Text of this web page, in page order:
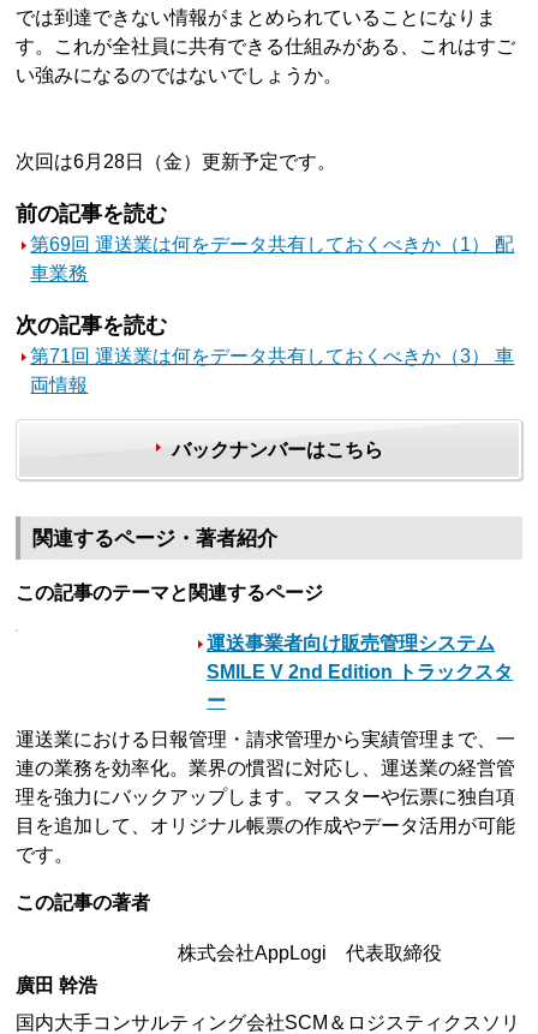
では到達できない情報がまとめられていることになりま
す。これが全社員に共有できる仕組みがある、これはすご
い強みになるのではないでしょうか。
次回は6月28日（金）更新予定です。
前の記事を読む
第69回 運送業は何をデータ共有しておくべきか（1） 配
車業務
次の記事を読む
第71回 運送業は何をデータ共有しておくべきか（3） 車
両情報
バックナンバーはこちら
関連するページ・著者紹介
この記事のテーマと関連するページ
運送事業者向け販売管理システム
SMILE V 2nd Edition トラックスタ
ー
運送業における日報管理・請求管理から実績管理まで、一
連の業務を効率化。業界の慣習に対応し、運送業の経営管
理を強力にバックアップします。マスターや伝票に独自項
目を追加して、オリジナル帳票の作成やデータ活用が可能
です。
この記事の著者
株式会社AppLogi 代表取締役
廣田 幹浩
国内大手コンサルティング会社SCM＆ロジスティクスソリ